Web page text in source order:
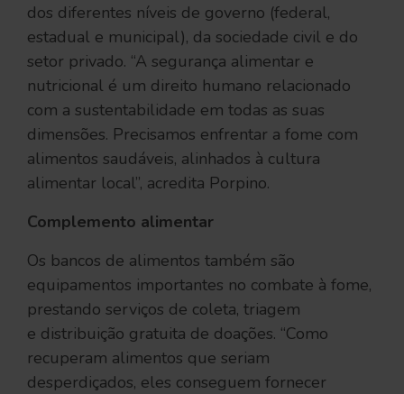
dos diferentes níveis de governo (federal,
estadual e municipal), da sociedade civil e do
setor privado. “A segurança alimentar e
nutricional é um direito humano relacionado
com a sustentabilidade em todas as suas
dimensões. Precisamos enfrentar a fome com
alimentos saudáveis, alinhados à cultura
alimentar local”, acredita Porpino.
Complemento alimentar
Os bancos de alimentos também são
equipamentos importantes no combate à fome,
prestando serviços de coleta, triagem
e distribuição gratuita de doações. “Como
recuperam alimentos que seriam
desperdiçados, eles conseguem fornecer